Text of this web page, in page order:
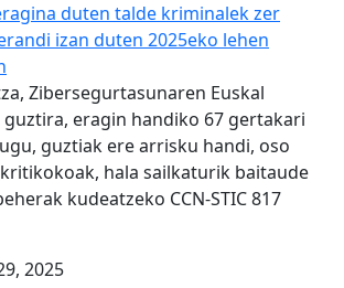
duten talde kriminalek zer
izan duten 2025eko lehen
Zibersegurtasunaren Euskal
guztira, eragin handiko 67 gertakari
guztiak ere arrisku handi, oso
hala sailkaturik baitaude
kudeatzeko CCN-STIC 817
2025